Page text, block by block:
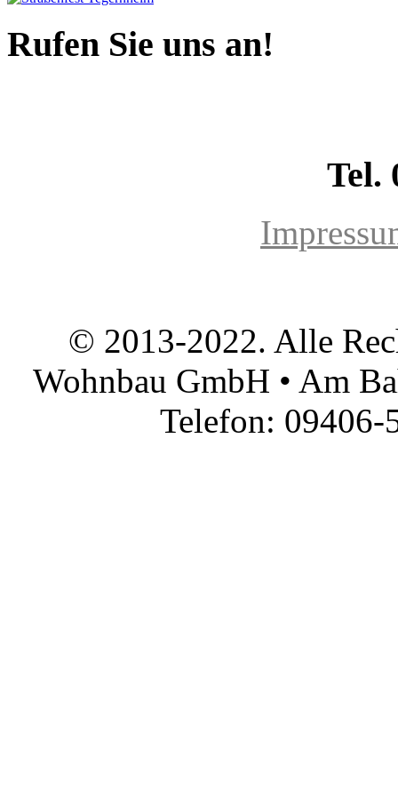
Rufen Sie uns an!
Tel.
© 2013-2022. Alle
Wohnbau GmbH • Am
Telefon: 09406-